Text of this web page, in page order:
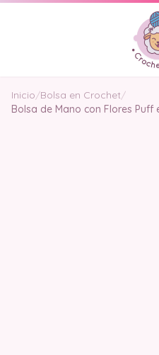
Inicio/Bolsa en Crochet/
Bolsa de Mano con Flores Puff